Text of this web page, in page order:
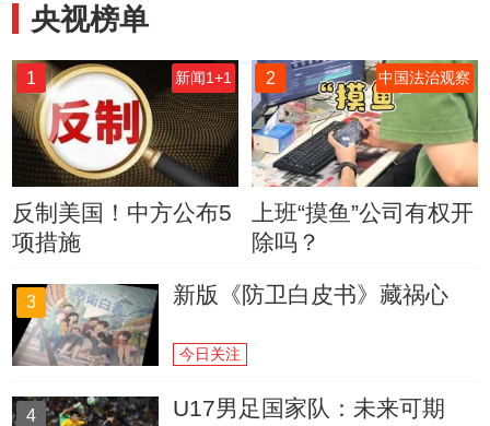
央视榜单
1 新闻1+1
反制美国！中方公布5
项措施
2 中国法治观察
上班“摸鱼”公司有权开
除吗？
3 新版《防卫白皮书》藏祸心
今日关注
4 U17男足国家队：未来可期